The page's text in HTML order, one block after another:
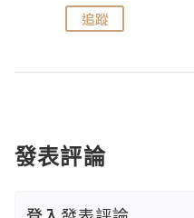
追蹤
發表評論